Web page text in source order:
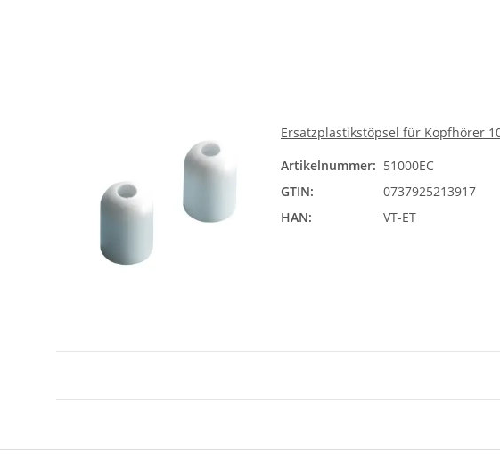
Ersatzplastikstöpsel für Kopfhörer
Artikelnummer: 51000EC
GTIN:
0737925213917
HAN:
VT-ET